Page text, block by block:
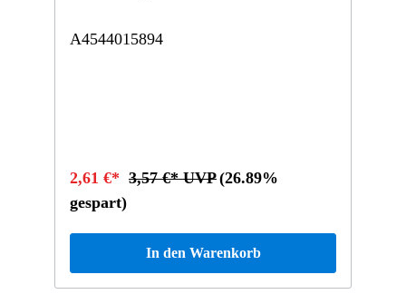
A4544015894
2,61 €* 3,57 €* UVP(26.89%
gespart)
In den Warenkorb